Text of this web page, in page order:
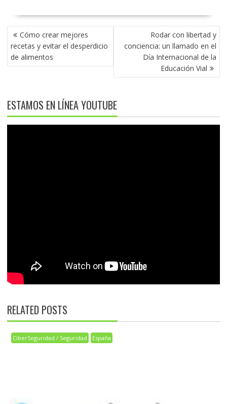
NAVEGACIÓN
DE
ENTRADAS
Cómo crear mejores
recetas y evitar el desperdicio
de alimentos
Rodar con libertad y
conciencia: un llamado en el
Día Internacional de la
Educación Vial
ESTAMOS EN LÍNEA YOUTUBE
RELATED POSTS
CiberSeguridad / Seguridad España